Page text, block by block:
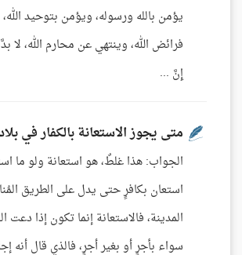
يؤمن بالله ورسوله، ويؤمن بتوحيد
فرائض الله، وينتهي عن محارم الله، لا
إِنَّ ...
متى يجوز الاستعانة بالكفار في
الجواب: هذا غلطٌ، هو استعانة ولو ما
استعان بكافرٍ حتى يدل على الطريق
المدينة، فالاستعانة إنما تكون إذا دعت
سواء بأجرٍ أو بغير أجرٍ، فالذي قال أنه